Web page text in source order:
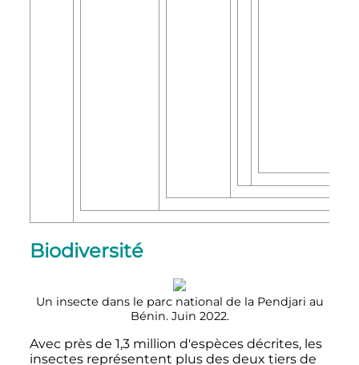
Biodiversité
Un insecte dans le parc national de la Pendjari au
Bénin. Juin 2022.
Avec près de 1,3 million d'espèces décrites, les
insectes représentent plus des deux tiers de